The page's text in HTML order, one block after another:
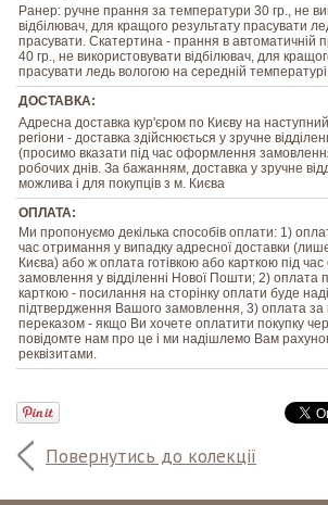
Повернутись до колекції
Ранер: ручне прання за температури 30 гр., не
відбілювач, для кращого результату прасувати
прасувати. Скатертина - прання в автоматичній
40 гр., не використовувати відбілювач, для
прасувати ледь вологою на середній температурі
ДОСТАВКА:
Адресна доставка кур'єром по Києву на
регіони - доставка здійснюється у зручне
(просимо вказати під час оформлення
робочих днів. За бажанням, доставка у зручне
можлива і для покупців з м. Києва
ОПЛАТА:
Ми пропонуємо декілька способів оплати: 1)
час отримання у випадку адресної доставки
Києва) або ж оплата готівкою або карткою під
замовлення у відділенні Нової Пошти; 2) оплата
карткою - посилання на сторінку оплати буде
підтвердження Вашого замовлення, 3) оплата за
переказом - якщо Ви хочете оплатити покупку
повідомте нам про це і ми надішлемо Вам
реквізитами.